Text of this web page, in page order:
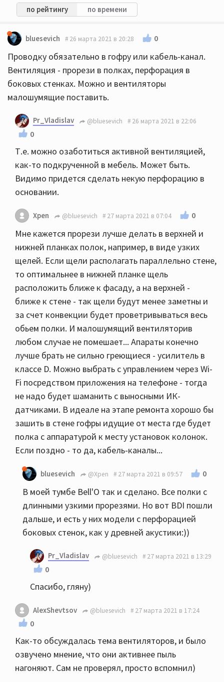
по рейтингу по времени
bluesevich 26 марта 2021 в 20:28 0
Проводку обязательно в гофру или кабель-канал.
Вентиляция - прорези в полках, перфорация в
боковых стенках. Можно и вентиляторы
малошумящие поставить.
Pr_Vladislav @bluesevich 26 марта 2021 в 22:06
0
Т.е. можно озаботиться активной вентиляцией,
как-то подкрученной в мебель. Может быть.
Видимо придется сделать некую перфорацию в
основании.
Xpen @bluesevich 27 марта 2021 в 07:04 0
Мне кажется прорези лучше делать в верхней и
нижней планках полок, например, в виде узких
щелей. Если щели располагать параллельно стене,
то оптимальнее в нижней планке щель
расположить ближе к фасаду, а на верхней -
ближе к стене - так щели будут менее заметны и
за счет конвекции будет проветривываться весь
обьем полки. И малошумящий вентиляторив
любом случае не помешает... Апараты конечно
лучше брать не сильно греющиеся - усилитель в
классе D. Можно выбрать с управлением через Wi-
Fi посредством приложения на телефоне - тогда
не надо будет шаманить с выносными ИК-
датчиками. В идеале на этапе ремонта хорошо бы
зашить в стене гофры идущие от места где будет
полка с аппаратурой к месту установок колонок.
Если поздно - то да, кабель-каналы...
bluesevich @Xpen 27 марта 2021 в 09:57 0
В моей тумбе Bell'O так и сделано. Все полки с
длинными узкими прорезями. Но вот BDI пошли
дальше, и есть у них модели с перфорацией
боковых стенок, как у древней акустики:))
Pr_Vladislav @bluesevich 27 марта 2021 в 13:29
0
Спасибо, гляну)
AlexShevtsov @bluesevich 27 марта 2021 в 17:24
0
Как-то обсуждалась тема вентиляторов, и было
озвучено мнение, что они активнее пыль
нагоняют. Сам не проверял, просто вспомнил)